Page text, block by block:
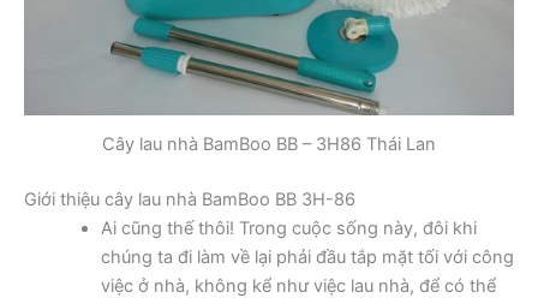
Cây lau nhà BamBoo BB – 3H86 Thái Lan
Giới thiệu cây lau nhà BamBoo BB 3H-86
Ai cũng thế thôi! Trong cuộc sống này, đôi khi
chúng ta đi làm về lại phải đầu tắp mặt tối với công
việc ở nhà, không kể như việc lau nhà, để có thể